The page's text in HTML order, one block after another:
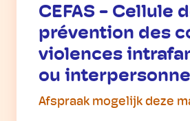
CEFAS - Cellule
prévention des
violences
ou
Afspraak mogelijk deze